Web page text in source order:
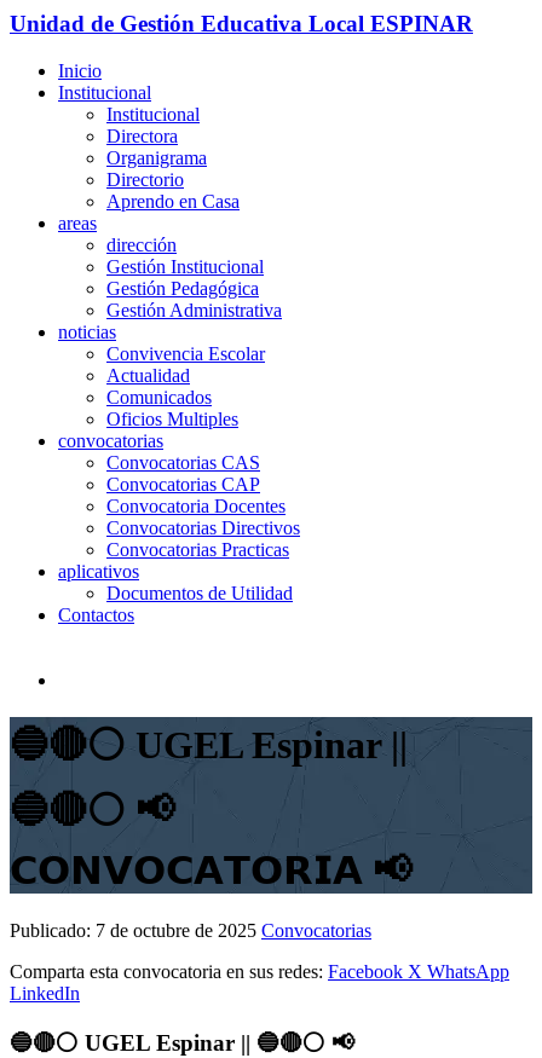
Unidad de Gestión Educativa Local ESPINAR
Inicio
Institucional
Institucional
Directora
Organigrama
Directorio
Aprendo en Casa
areas
dirección
Gestión Institucional
Gestión Pedagógica
Gestión Administrativa
noticias
Convivencia Escolar
Actualidad
Comunicados
Oficios Multiples
convocatorias
Convocatorias CAS
Convocatorias CAP
Convocatoria Docentes
Convocatorias Directivos
Convocatorias Practicas
aplicativos
Documentos de Utilidad
Contactos
🔵🔴⚪️ UGEL Espinar ||
🔵🔴⚪ 📢
𝗖𝗢𝗡𝗩𝗢𝗖𝗔𝗧𝗢𝗥𝗜𝗔 📢
Publicado: 7 de octubre de 2025 Convocatorias
Comparta esta convocatoria en sus redes: Facebook X WhatsApp
LinkedIn
🔵🔴⚪️ UGEL Espinar || 🔵🔴⚪ 📢